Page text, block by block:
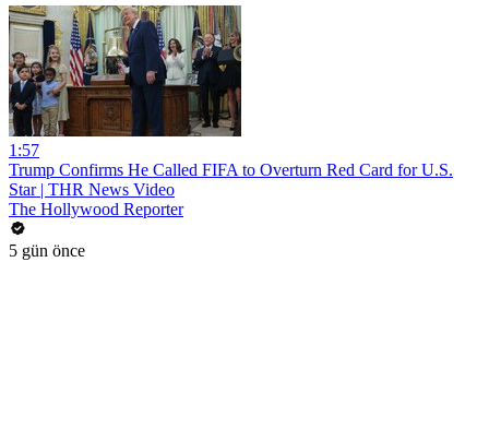
1:57
Trump Confirms He Called FIFA to Overturn Red Card for U.S.
Star | THR News Video
The Hollywood Reporter
5 gün önce